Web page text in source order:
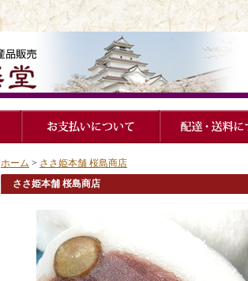
ホーム > ささ姫本舗 桜島商店
ささ姫本舗 桜島商店